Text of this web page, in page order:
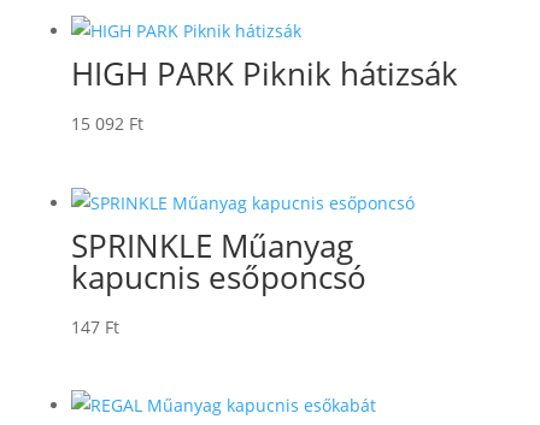
HIGH PARK Piknik hátizsák
15 092 Ft
SPRINKLE Műanyag
kapucnis esőponcsó
147 Ft